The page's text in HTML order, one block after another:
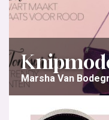
Marsha Van